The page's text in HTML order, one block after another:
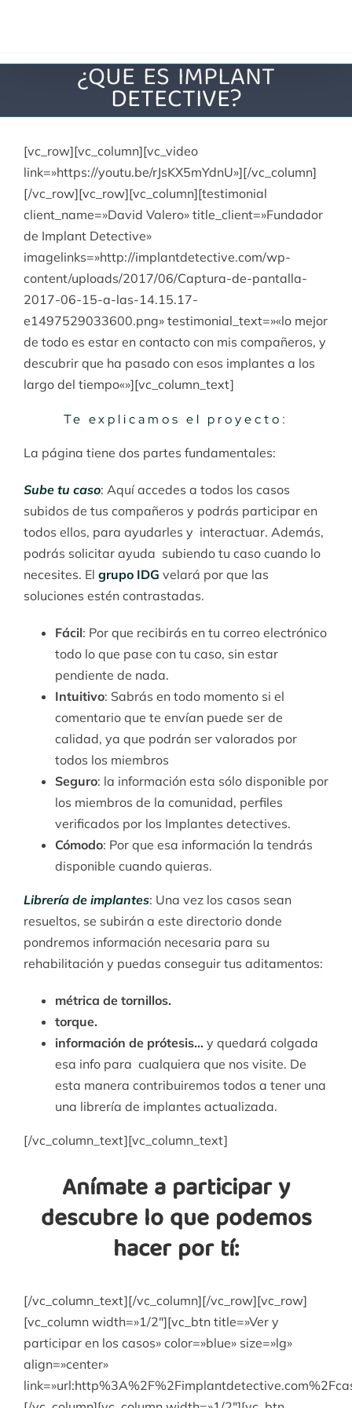
¿QUE ES IMPLANT
DETECTIVE?
[vc_row][vc_column][vc_video
link=»https://youtu.be/rJsKX5mYdnU»][/vc_column]
[/vc_row][vc_row][vc_column][testimonial
client_name=»David Valero» title_client=»Fundador
de Implant Detective»
imagelinks=»http://implantdetective.com/wp-
content/uploads/2017/06/Captura-de-pantalla-
2017-06-15-a-las-14.15.17-
e1497529033600.png» testimonial_text=»«lo mejor
de todo es estar en contacto con mis compañeros, y
descubrir que ha pasado con esos implantes a los
largo del tiempo«»][vc_column_text]
Te explicamos el proyecto:
La página tiene dos partes fundamentales:
Sube tu caso: Aquí accedes a todos los casos
subidos de tus compañeros y podrás participar en
todos ellos, para ayudarles y interactuar. Además,
podrás solicitar ayuda subiendo tu caso cuando lo
necesites. El grupo IDG velará por que las
soluciones estén contrastadas.
Fácil: Por que recibirás en tu correo electrónico
todo lo que pase con tu caso, sin estar
pendiente de nada.
Intuitivo: Sabrás en todo momento si el
comentario que te envían puede ser de
calidad, ya que podrán ser valorados por
todos los miembros
Seguro: la información esta sólo disponible por
los miembros de la comunidad, perfiles
verificados por los Implantes detectives.
Cómodo: Por que esa información la tendrás
disponible cuando quieras.
Librería de implantes: Una vez los casos sean
resueltos, se subirán a este directorio donde
pondremos información necesaria para su
rehabilitación y puedas conseguir tus aditamentos:
métrica de tornillos.
torque.
información de prótesis… y quedará colgada
esa info para cualquiera que nos visite. De
esta manera contribuiremos todos a tener una
una librería de implantes actualizada.
[/vc_column_text][vc_column_text]
Anímate a participar y
descubre lo que podemos
hacer por tí:
[/vc_column_text][/vc_column][/vc_row][vc_row]
[vc_column width=»1/2″][vc_btn title=»Ver y
participar en los casos» color=»blue» size=»lg»
align=»center»